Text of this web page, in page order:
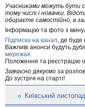
Учасниками можуть бути
тому числі і новачки.
обираєте самостійно, в
Інформацію та фото з
Підписка на канал , де
Важливі анонси будуть
мережах
Положення та реєстрацію
Завчасно дякуємо за
До зустрічі на старті!
Київський